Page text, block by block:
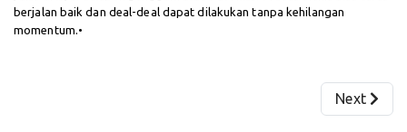
berjalan baik dan deal-deal dapat dilakukan tanpa kehilangan
momentum.•
Next
Next